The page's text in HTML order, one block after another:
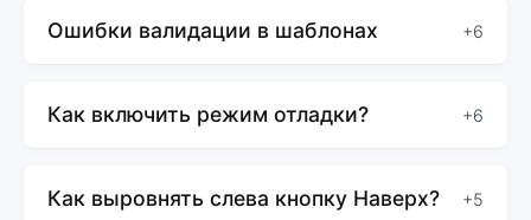
Ошибки валидации в шаблонах +6
Как включить режим отладки? +6
Как выровнять слева кнопку Наверх? +5